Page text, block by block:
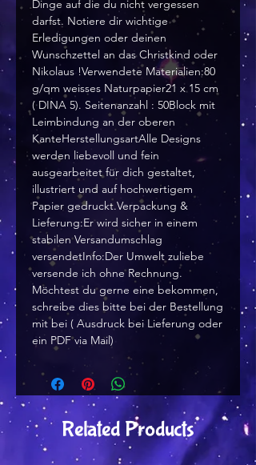
Dinge auf die du nicht vergessen
darfst. Notiere dir wichtige
Erledigungen oder deinen
Wunschzettel an das Christkind oder
Nikolaus !Verwendete Materialien:80
g/qm weisses Naturpapier21 x 15 cm
( DINA 5). Seitenanzahl : 50Block mit
Leimbindung an der oberen
KanteHerstellungsartAlle Designs
werden liebevoll und fein
ausgearbeitet für dich gestaltet,
illustriert und auf hochwertigem
Papier gedruckt.Verpackung &
Lieferung:Er wird sicher in einem
stabilen Versandumschlag
versendetInfo:Der Umwelt zuliebe
versende ich ohne Rechnung.
Möchtest du gerne eine bekommen,
schreibe dies bitte bei der Bestellung
mit bei ( Ausdruck bei Lieferung oder
ein PDF via Mail)
Related Products